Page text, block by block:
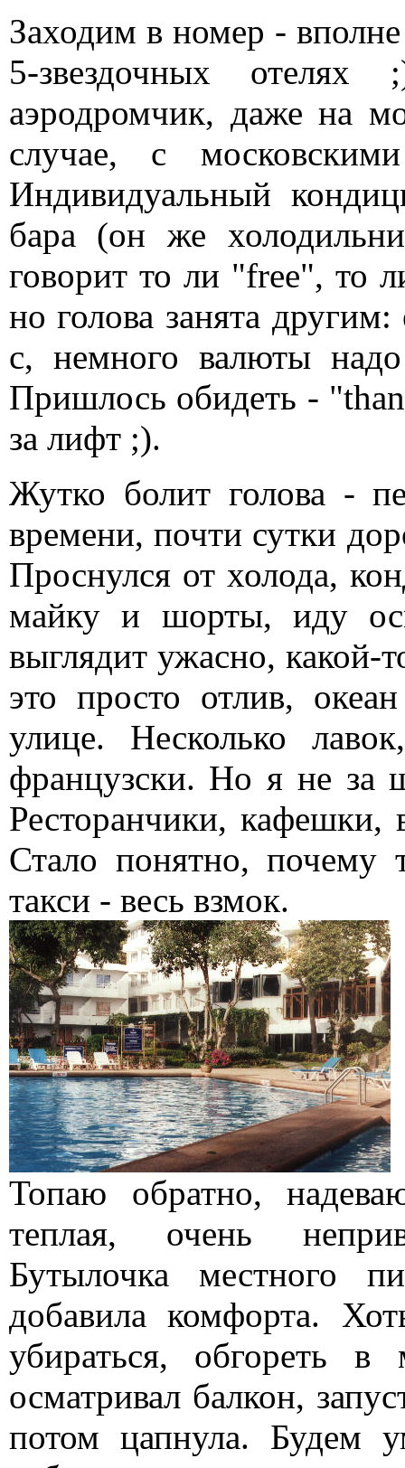
Заходим в номер -
5-звездочных
аэродромчик, даже на
случае, с
Индивидуальный
бара (он же
говорит то ли "free", то
но голова занята
с, немного валюты
Пришлось обидеть -
за лифт ;).
Жутко болит голова -
времени, почти сутки
Проснулся от холода,
майку и шорты, иду
выглядит ужасно, какой-
это просто отлив,
улице. Несколько
французски. Но я не за
Ресторанчики, кафешки,
Стало понятно, почему
такси - весь взмок.
Топаю обратно,
теплая, очень
Бутылочка местного
добавила комфорта.
убираться, обгореть
осматривал балкон,
потом цапнула. Будем